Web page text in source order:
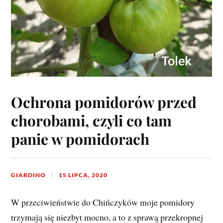
Ochrona pomidorów przed
chorobami, czyli co tam
panie w pomidorach
GIARDINO 15 LIPCA, 2020
W przeciwieństwie do Chińczyków moje pomidory
trzymają się niezbyt mocno, a to z sprawą przekropnej